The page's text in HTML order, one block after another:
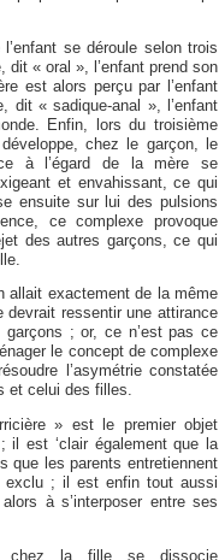
se déroule selon trois
« oral », l’enfant prend son
est alors perçu par l’enfant
dit « sadique-anal », l’enfant
Enfin, lors du troisième
chez le garçon, le
à l’égard de la mère se
et envahissant, ce qui
ensuite sur lui des pulsions
ce complexe provoque
des autres garçons, ce qui
allait exactement de la même
devrait ressentir une attirance
; or, ce n’est pas ce
le concept de complexe
l’asymétrie constatée
et celui des filles.
» est le premier objet
il est ‘clair également que la
que les parents entretiennent
exclu ; il est enfin tout aussi
à s’interposer entre ses
chez la fille se dissocie